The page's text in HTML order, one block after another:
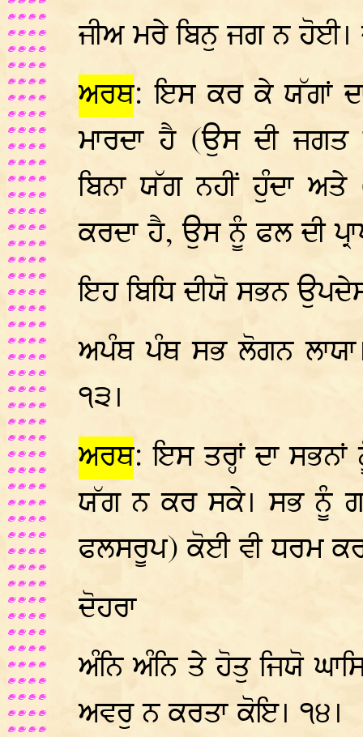
ਜੀਅ ਮਰੇ ਬਿਨੁ ਜਗ ਨ
ਅਰਥ: ਇਸ ਕਰ ਕੇ ਯੱਗਾਂ
ਮਾਰਦਾ ਹੈ (ਉਸ ਦੀ ਜਗਤ
ਬਿਨਾ ਯੱਗ ਨਹੀਂ ਹੁੰਦਾ
ਕਰਦਾ ਹੈ, ਉਸ ਨੂੰ ਫਲ ਦੀ
ਇਹ ਬਿਧਿ ਦੀਯੋ ਸਭਨ
ਅਪੰਥ ਪੰਥ ਸਭ ਲੋਗਨ
੧੩।
ਅਰਥ: ਇਸ ਤਰ੍ਹਾਂ ਦਾ
ਯੱਗ ਨ ਕਰ ਸਕੇ। ਸਭ ਨੂੰ
ਫਲਸਰੂਪ) ਕੋਈ ਵੀ ਧਰਮ
ਦੋਹਰਾ
ਅੰਨਿ ਅੰਨਿ ਤੇ ਹੋਤੁ ਜਿਯੋ
ਅਵਰੁ ਨ ਕਰਤਾ ਕੋਇ। ੧੪।